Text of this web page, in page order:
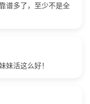
谱多了，至少不是全
妹活这么好！